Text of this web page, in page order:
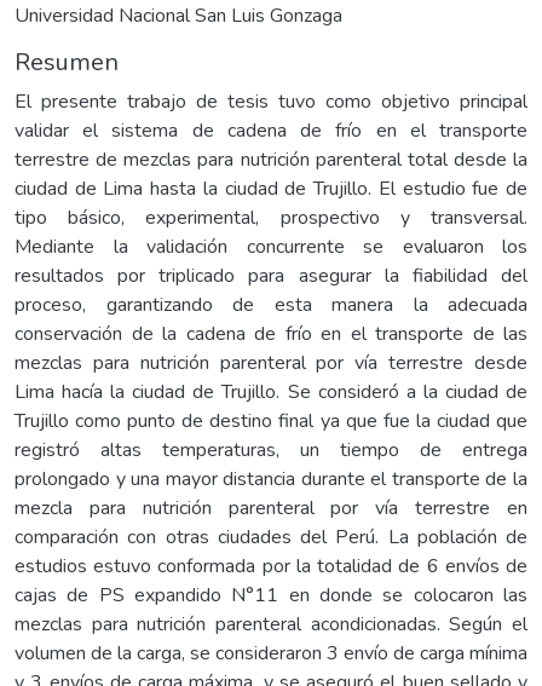
Universidad Nacional San Luis Gonzaga
Resumen
El presente trabajo de tesis tuvo como objetivo principal
validar el sistema de cadena de frío en el transporte
terrestre de mezclas para nutrición parenteral total desde la
ciudad de Lima hasta la ciudad de Trujillo. El estudio fue de
tipo básico, experimental, prospectivo y transversal.
Mediante la validación concurrente se evaluaron los
resultados por triplicado para asegurar la fiabilidad del
proceso, garantizando de esta manera la adecuada
conservación de la cadena de frío en el transporte de las
mezclas para nutrición parenteral por vía terrestre desde
Lima hacía la ciudad de Trujillo. Se consideró a la ciudad de
Trujillo como punto de destino final ya que fue la ciudad que
registró altas temperaturas, un tiempo de entrega
prolongado y una mayor distancia durante el transporte de la
mezcla para nutrición parenteral por vía terrestre en
comparación con otras ciudades del Perú. La población de
estudios estuvo conformada por la totalidad de 6 envíos de
cajas de PS expandido N°11 en donde se colocaron las
mezclas para nutrición parenteral acondicionadas. Según el
volumen de la carga, se consideraron 3 envío de carga mínima